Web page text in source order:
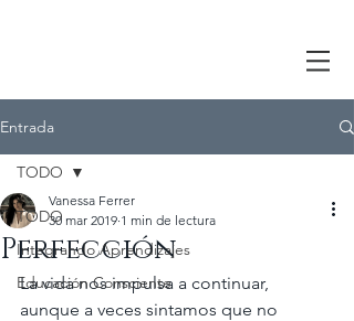
Entrada
TODO
Integrando Aprendizajes
Educación Consciente
TODO
Perfección
Vanessa Ferrer
30 mar 2019 1 min de lectura
La vida nos impulsa a continuar,
aunque a veces sintamos que no